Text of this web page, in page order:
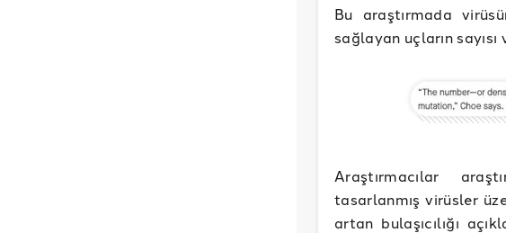
Bu araştırmada
sağlayan uçların
Araştırmacılar
tasarlanmış virüsler
artan bulaşıcılığı